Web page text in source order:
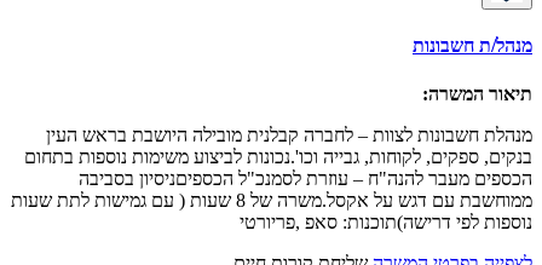
מנהל/ת חשבונות
תיאור המשרה:
מנהלת חשבונות לצוות – לחברה קבלנית מובילה היושבת בראש העין
בנקים, ספקים, לקוחות, גבייה וכו'.נכונות לביצוע משימות נוספות בתחום
הכספים מעבר להנה"ח – עוזרת לסמנכ"ל הכספיםניסיון בסביבה
ממוחשבת עם דגש על אקסל.משרה של 8 שעות ( עם גמישות לתת שעות
נוספות לפי דרישה)תוכנות: סאפ ,פריורטי